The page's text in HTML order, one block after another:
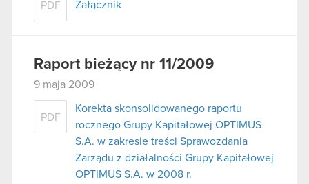
PDF Załącznik
Raport bieżący nr 11/2009
9 maja 2009
PDF
Korekta skonsolidowanego raportu
rocznego Grupy Kapitałowej OPTIMUS
S.A. w zakresie treści Sprawozdania
Zarządu z działalności Grupy Kapitałowej
OPTIMUS S.A. w 2008 r.